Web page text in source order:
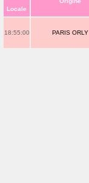
Locale
18:55:00 PARIS ORLY